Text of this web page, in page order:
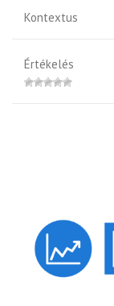
Kontextus
Értékelés